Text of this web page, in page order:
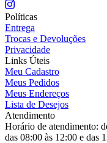
Políticas
Entrega
Trocas e Devoluções
Privacidade
Links Úteis
Meu Cadastro
Meus Pedidos
Meus Endereços
Lista de Desejos
Atendimento
Horário de atendimento:
das 08:00 às 12:00 e das